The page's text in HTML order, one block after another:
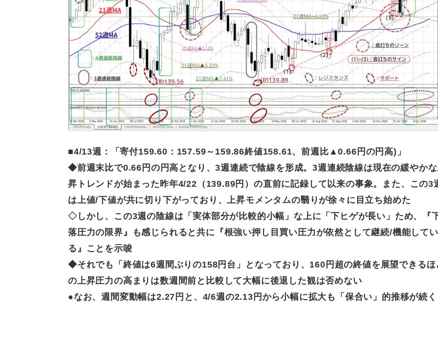
■4/13週：「寄付159.60 ： 157.59～159.86終値158.61、前週比 ▲0.66円 の 円高) 」
◆前週末比で0.66円の円高となり、3週連続で陰線を形成。3週連続陰線は現在の緩やか
昇トレンドが始まった昨年4/22（139.89円）の直前に記録して以来の事象。また、この3
は上値/下値が共に切り下がっており、上昇モメンタムの翳りが徐々に目立ち始めた
◇しかし、 この3週の陰線は「実体部分が比較的小幅」な上に「下ヒゲが長い」ため、『
落圧力の限界』も感じられると共に『根強い押し目買い圧力が依然として継続/機能してい
る』ことを示唆
◆それでも
「終値は6週間ぶりの158円台」となっており、160円超の終値を展望できるほ
の上昇圧力の高まりは数週間前と比較して大幅に後退した観は否めない
●なお、週間変動幅は2.27円と、4/6週の2.13円から小幅に拡大も「保合い」的推移が続く